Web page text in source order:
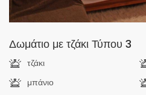
Δωμάτιο με τζάκι Τύπου 3
τζάκι
μπάνιο